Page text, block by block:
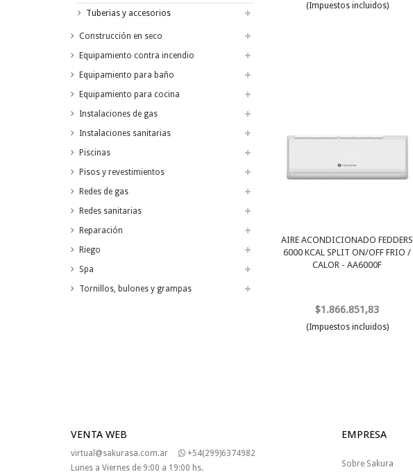
Tuberias y accesorios
Construcción en seco
Equipamiento contra incendio
Equipamiento para baño
Equipamiento para cocina
Instalaciones de gas
Instalaciones sanitarias
Piscinas
Pisos y revestimientos
Redes de gas
Redes sanitarias
Reparación
Riego
Spa
Tornillos, bulones y grampas
(Impuestos incluidos)
AIRE ACONDICIONADO FEDDERS
6000 KCAL SPLIT ON/OFF FRIO /
CALOR - AA6000F
$1.866.851,83
(Impuestos incluidos)
VENTA WEB
virtual@sakurasa.com.ar
+54(299)6374982
Lunes a Viernes de 9:00 a 19:00 hs.
EMPRESA
Sobre Sakura